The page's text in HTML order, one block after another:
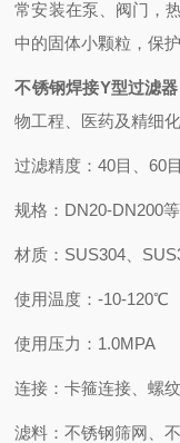
常安装在泵、阀门，
中的固体小颗粒，保
不锈钢焊接Y型过滤器
物工程、医药及精细化
过滤精度：40目、60
规格：DN20-DN200等
材质：SUS304、
使用温度：-10-120℃
使用压力：1.0MPA
连接：卡箍连接、螺
滤料：不锈钢筛网、